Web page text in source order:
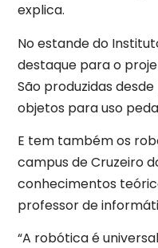
explica.
No estande do
destaque para o
São produzidas
objetos para uso
E tem também os
campus de Cruzeiro
conhecimentos
professor de
“A robótica é